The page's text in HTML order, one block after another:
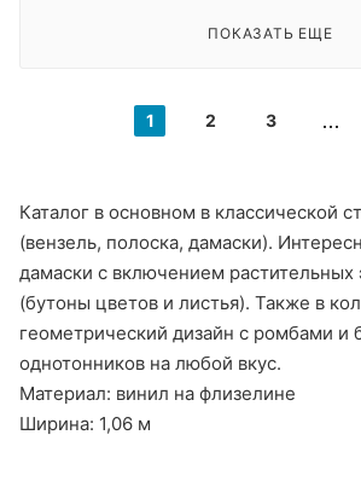
ПОКАЗАТЬ ЕЩЕ
1 2 3
Каталог в основном в классической
(вензель, полоска, дамаски).
дамаски с включением растительных
(бутоны цветов и листья). Также в
геометрический дизайн с ромбами и
однотонников на любой вкус.
Материал: винил на флизелине
Ширина: 1,06 м